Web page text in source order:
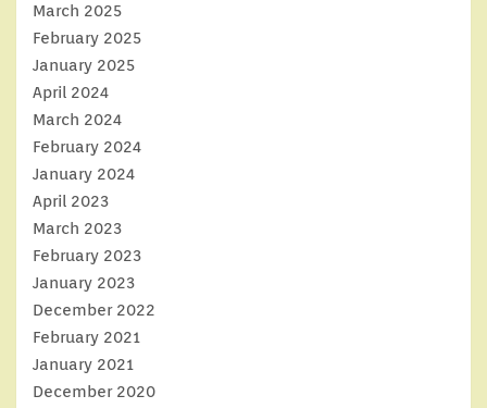
March 2025
February 2025
January 2025
April 2024
March 2024
February 2024
January 2024
April 2023
March 2023
February 2023
January 2023
December 2022
February 2021
January 2021
December 2020